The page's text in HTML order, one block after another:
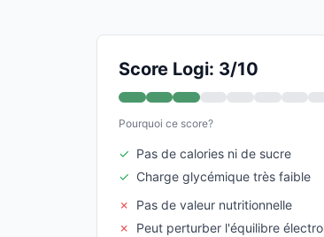
Score Logi: 3/10
Pourquoi ce score?
✓ Pas de calories ni de sucre
✓ Charge glycémique très faible
✗
Pas de valeur nutritionnelle
✗
Peut perturber l'équilibre